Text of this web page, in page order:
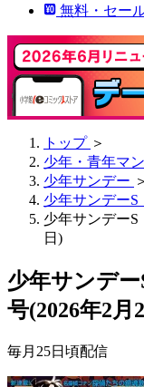
無料・セー
トップ ＞
少年・青年マ
少年サンデー ＞
少年サンデーS
少年サンデーS
日)
少年サンデー
号(2026年2月
毎月25日頃配信